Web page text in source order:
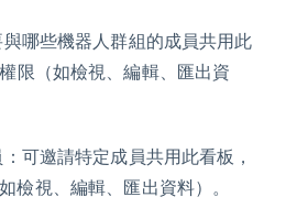
哪些機器人群組的成員共用此
限（如檢視、編輯、匯出資
可邀請特定成員共用此看板，
檢視、編輯、匯出資料）。